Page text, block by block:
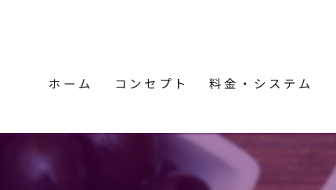
ホーム コンセプト 料金・システム